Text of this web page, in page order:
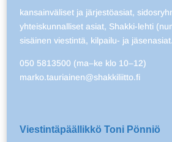
kansainväliset ja järjestöasiat,
yhteiskunnalliset asiat, Shakki-lehti
sisäinen viestintä, kilpailu- ja jäsenasiat.
050 5813500 (ma–ke klo 10–12)
marko.tauriainen@shakkiliitto.fi
Viestintäpäällikkö Toni Pönniö